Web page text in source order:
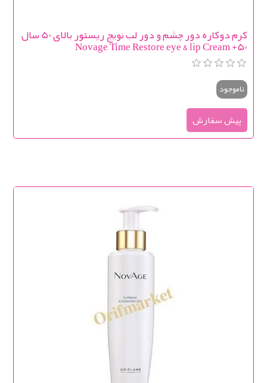
کرم دوکاره دور چشم و دور لب نویج ریستور بالای 50 سال
Novage Time Restore eye & lip Cream +50
ناموجود